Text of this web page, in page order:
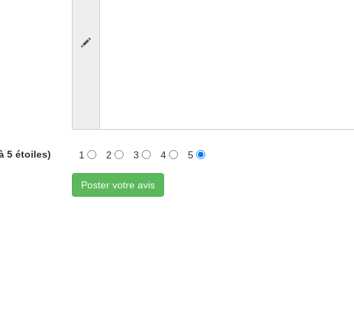
5 étoiles) 1 2 3 4 5
Poster votre avis